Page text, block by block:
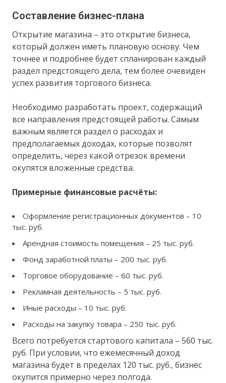
Составление бизнес-плана
Открытие магазина – это открытие бизнеса,
который должен иметь плановую основу. Чем
точнее и подробнее будет спланирован каждый
раздел предстоящего дела, тем более очевиден
успех развития торгового бизнеса.
Необходимо разработать проект, содержащий
все направления предстоящей работы. Самым
важным является раздел о расходах и
предполагаемых доходах, которые позволят
определить, через какой отрезок времени
окупятся вложенные средства.
Примерные финансовые расчёты:
Оформление регистрационных документов – 10
тыс. руб.
Арендная стоимость помещения – 25 тыс. руб.
Фонд заработной платы – 200 тыс. руб.
Торговое оборудование – 60 тыс. руб.
Рекламная деятельность – 5 тыс. руб.
Иные расходы – 10 тыс. руб.
Расходы на закупку товара – 250 тыс. руб.
Всего потребуется стартового капитала – 560 тыс.
руб. При условии, что ежемесячный доход
магазина будет в пределах 120 тыс. руб., бизнес
окупится примерно через полгода.